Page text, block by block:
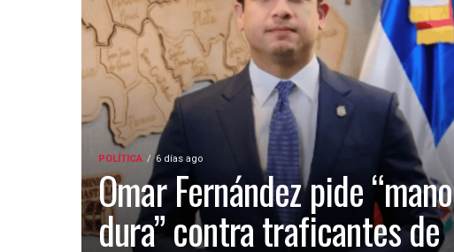
POLÍTICA 6 días ago
Omar Fernández pide “mano
dura” contra traficantes de